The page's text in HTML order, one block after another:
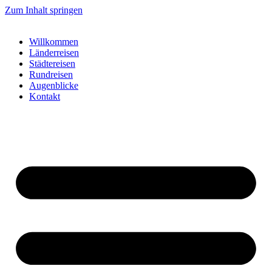
Zum Inhalt springen
Willkommen
Länderreisen
Städtereisen
Rundreisen
Augenblicke
Kontakt